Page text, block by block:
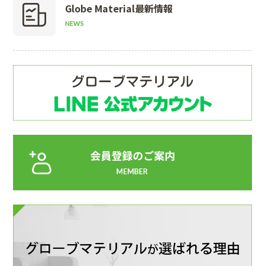
Globe Material最新情報
NEWS